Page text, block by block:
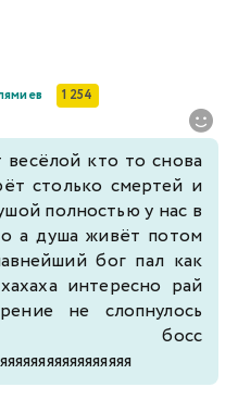
1 254
весёлой кто то снова
столько смертей и
полностью у нас в
а душа живёт потом
бог пал как
интересно рай
не слопнулось
босс